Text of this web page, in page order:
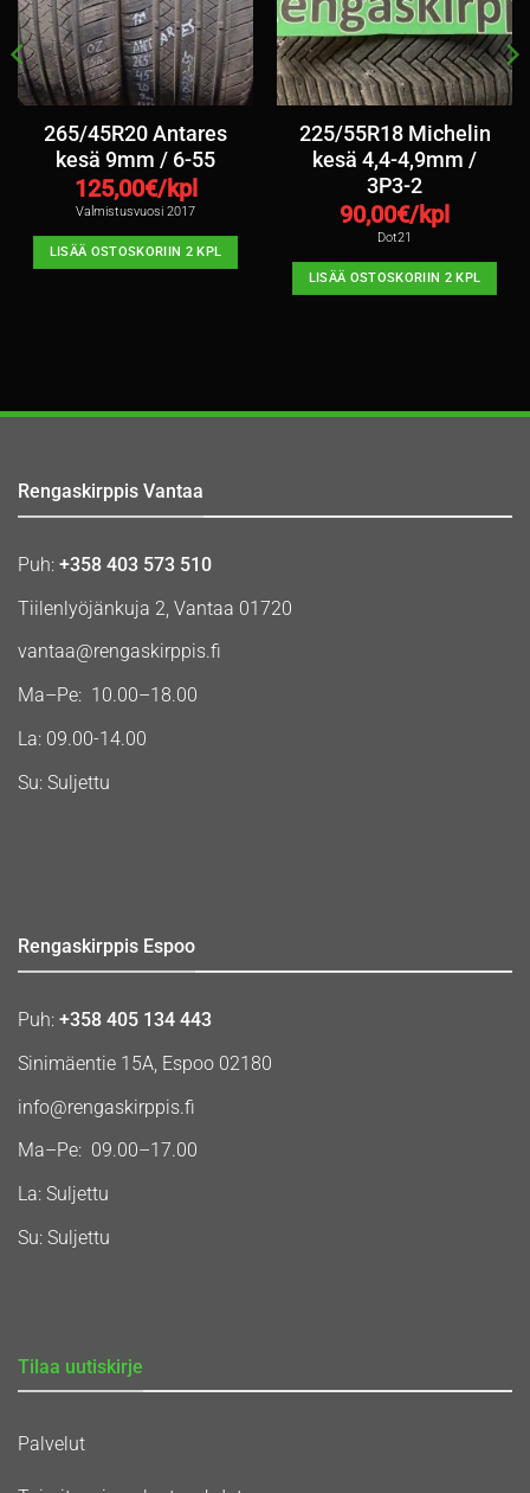
265/45R20 Antares
kesä 9mm / 6-55
125,00€/kpl
Valmistusvuosi 2017
LISÄÄ OSTOSKORIIN 2 KPL
225/55R18 Michelin
kesä 4,4-4,9mm /
3P3-2
90,00€/kpl
Dot21
LISÄÄ OSTOSKORIIN 2 KPL
Rengaskirppis Vantaa
Puh: +358 403 573 510
Tiilenlyöjänkuja 2, Vantaa 01720
vantaa@rengaskirppis.fi
Ma–Pe: 10.00–18.00
La: 09.00-14.00
Su: Suljettu
Rengaskirppis Espoo
Puh: +358 405 134 443
Sinimäentie 15A, Espoo 02180
info@rengaskirppis.fi
Ma–Pe: 09.00–17.00
La: Suljettu
Su: Suljettu
Tilaa uutiskirje
Palvelut